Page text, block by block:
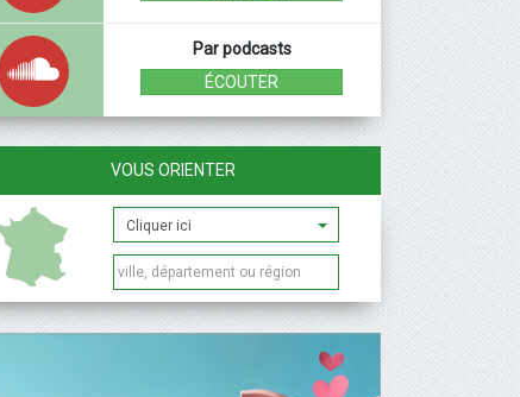
Par podcasts
ÉCOUTER
VOUS ORIENTER